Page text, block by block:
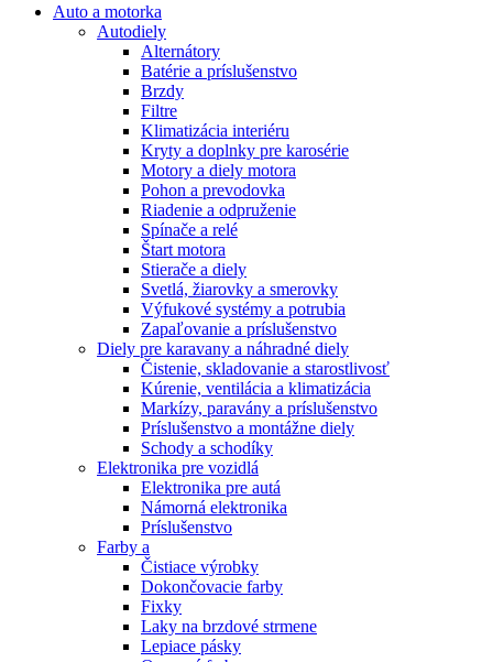
Auto a motorka
Autodiely
Alternátory
Batérie a príslušenstvo
Brzdy
Filtre
Klimatizácia interiéru
Kryty a doplnky pre karosérie
Motory a diely motora
Pohon a prevodovka
Riadenie a odpruženie
Spínače a relé
Štart motora
Stierače a diely
Svetlá, žiarovky a smerovky
Výfukové systémy a potrubia
Zapaľovanie a príslušenstvo
Diely pre karavany a náhradné diely
Čistenie, skladovanie a starostlivosť
Kúrenie, ventilácia a klimatizácia
Markízy, paravány a príslušenstvo
Príslušenstvo a montážne diely
Schody a schodíky
Elektronika pre vozidlá
Elektronika pre autá
Námorná elektronika
Príslušenstvo
Farby a
Čistiace výrobky
Dokončovacie farby
Fixky
Laky na brzdové strmene
Lepiace pásky